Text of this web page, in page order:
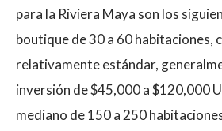
para la Riviera Maya son los
boutique de 30 a 60 habitaciones,
relativamente estándar,
inversión de $45,000 a $120,000
mediano de 150 a 250